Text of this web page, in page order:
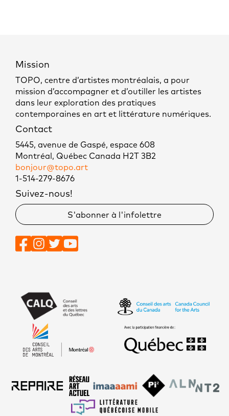
Mission
TOPO, centre d’artistes montréalais, a pour
mission d’accompagner et d’outiller les artistes
dans leur exploration des pratiques
contemporaines en art et littérature numériques.
Contact
5445, avenue de Gaspé, espace 608
Montréal, Québec Canada H2T 3B2
bonjour@topo.art
1-514-279-8676
Suivez-nous!
S'abonner à l'infolettre